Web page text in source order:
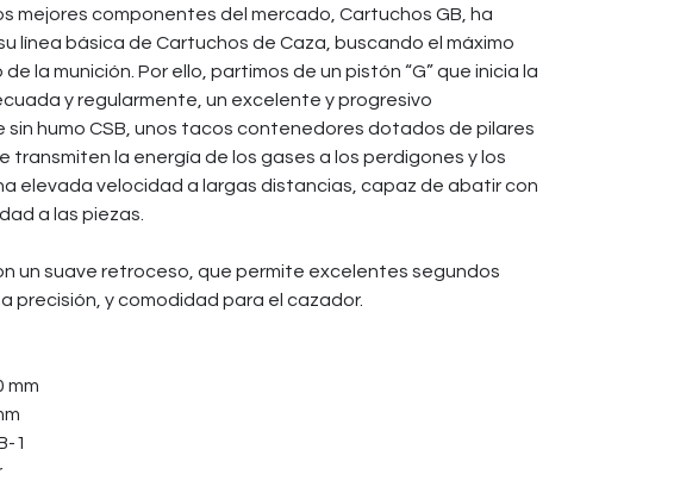
mejores componentes del mercado, Cartuchos GB, ha
línea básica de Cartuchos de Caza, buscando el máximo
la munición. Por ello, partimos de un pistón “G” que inicia la
y regularmente, un excelente y progresivo
sin humo CSB, unos tacos contenedores dotados de pilares
transmiten la energía de los gases a los perdigones y los
elevada velocidad a largas distancias, capaz de abatir con
a las piezas.
un suave retroceso, que permite excelentes segundos
precisión, y comodidad para el cazador.
mm
1